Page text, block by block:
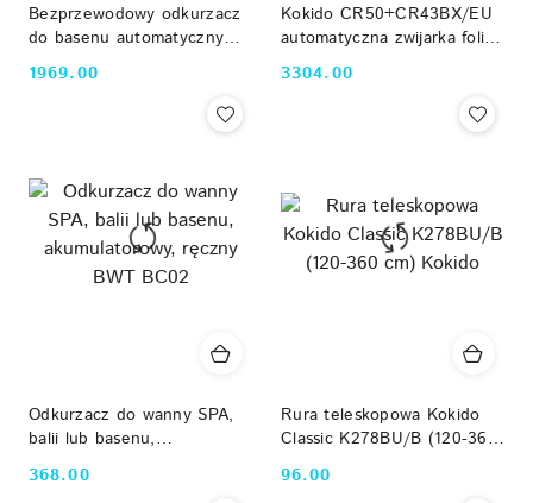
Bezprzewodowy odkurzacz
do basenu automatyczny
Wybotics C1 WYBOT
Cena:
1969.00
Kokido CR50+CR43BX/EU
automatyczna zwijarka folii
solarnych (do 525 cm, pilot)
Cena:
3304.00
Odkurzacz do wanny SPA,
balii lub basenu,
akumulatorowy, ręczny BWT
BC02
Cena:
368.00
Rura teleskopowa Kokido
Classic K278BU/B (120-360
cm) Kokido
Cena:
96.00